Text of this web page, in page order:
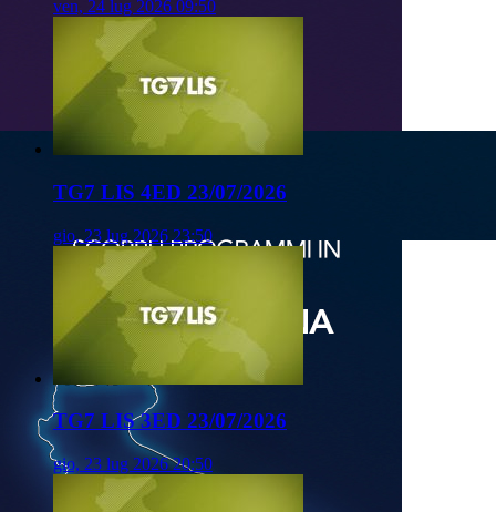
ven, 24 lug 2026 09:50
TG7 LIS 4ED 23/07/2026
gio, 23 lug 2026 23:50
TG7 LIS 3ED 23/07/2026
gio, 23 lug 2026 20:50